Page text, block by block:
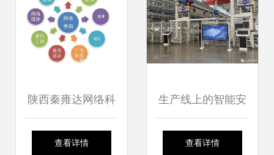
型安全新篇章
陕西秦雍达网络科
技 以技术之力赋能
查看详情
生产线上的智能安
全密码 山东济南网
查看详情